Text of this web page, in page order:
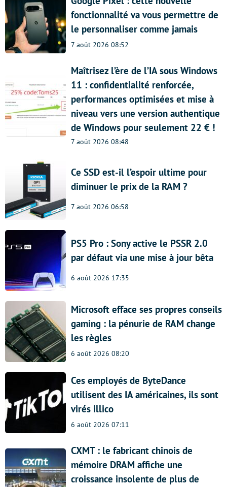
fonctionnalité va vous permettre de
le personnaliser comme jamais
7 août 2026 08:52
Maîtrisez l’ère de l’IA sous Windows
11 : confidentialité renforcée,
performances optimisées et mise à
niveau vers une version authentique
de Windows pour seulement 22 € !
7 août 2026 08:48
Ce SSD est-il l’espoir ultime pour
diminuer le prix de la RAM ?
7 août 2026 06:58
PS5 Pro : Sony active le PSSR 2.0
par défaut via une mise à jour bêta
6 août 2026 17:35
Microsoft efface ses propres conseils
gaming : la pénurie de RAM change
les règles
6 août 2026 08:20
Ces employés de ByteDance
utilisent des IA américaines, ils sont
virés illico
6 août 2026 07:11
CXMT : le fabricant chinois de
mémoire DRAM affiche une
croissance insolente de plus de